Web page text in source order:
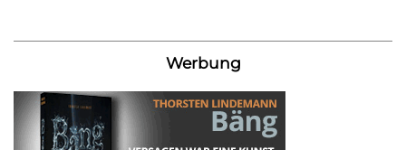
Werbung